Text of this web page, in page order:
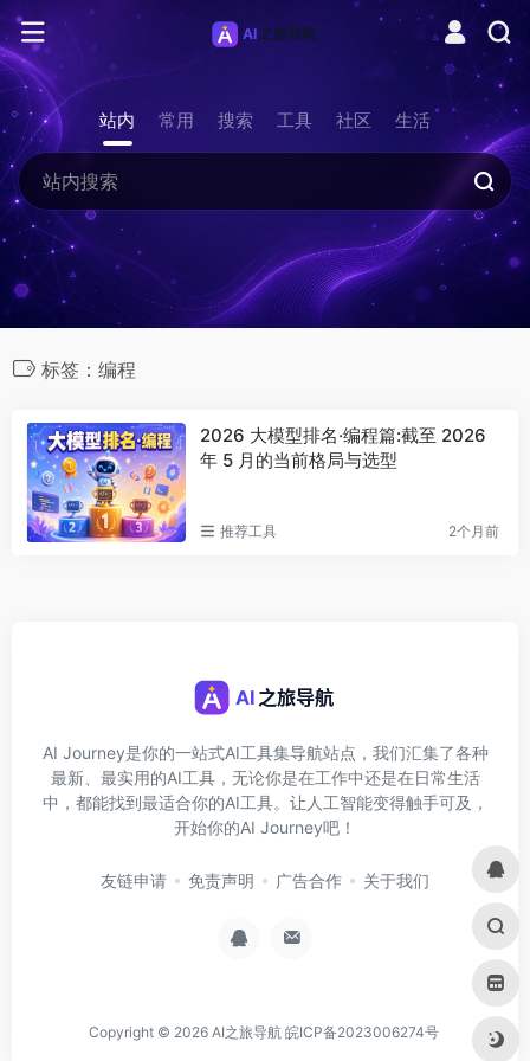
站内 常用 搜索 工具 社区 生活
标签：编程
2026 大模型排名·编程篇:截至 2026
年 5 月的当前格局与选型
推荐工具 2个月前
AI Journey是你的一站式AI工具集导航站点，我们汇集了各种
最新、最实用的AI工具，无论你是在工作中还是在日常生活
中，都能找到最适合你的AI工具。让人工智能变得触手可及，
开始你的AI Journey吧！
友链申请 免责声明 广告合作 关于我们
Copyright © 2026 AI之旅导航 皖ICP备2023006274号